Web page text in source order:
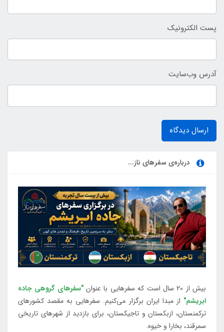
پست الکترونیک
آدرس وب‌سایت
ارسال دیدگاه
درباره‌ی سفرهای ناز...
بیش از 20 سال است که سفرهایی با عنوان
"سفرهای گروهی جاده
ابریشم" از مبدا ایران برگزار می‌کنیم. سفرهایی به مقصد کشورهای
ترکمنستان، ازبکستان و تاجیکستان، برای بازدید از شهرهای تاریخی
سمرقند، بخارا و خیوه.